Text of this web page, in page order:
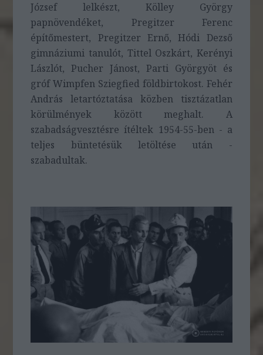
József lelkészt, Kölley György
papnövendéket, Pregitzer Ferenc
építőmestert, Pregitzer Ernő, Hódi Dezső
gimnáziumi tanulót, Tittel Oszkárt, Kerényi
Lászlót, Pucher Jánost, Parti Györgyöt és
gróf Wimpfen Sziegfied földbirtokost. Fehér
András letartóztatása közben tisztázatlan
körülmények között meghalt. A
szabadságvesztésre ítéltek 1954-55-ben - a
teljes büntetésük letöltése után -
szabadultak.